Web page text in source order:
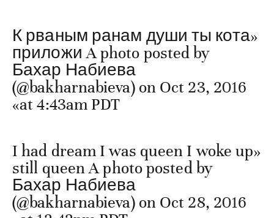
«К рваным ранам души ты кота
приложи A photo posted by
Бахар Набиева
(@bakharnabieva) on Oct 23, 2016
at 4:43am PDT»
«I had dream I was queen I woke up
still queen A photo posted by
Бахар Набиева
(@bakharnabieva) on Oct 28, 2016